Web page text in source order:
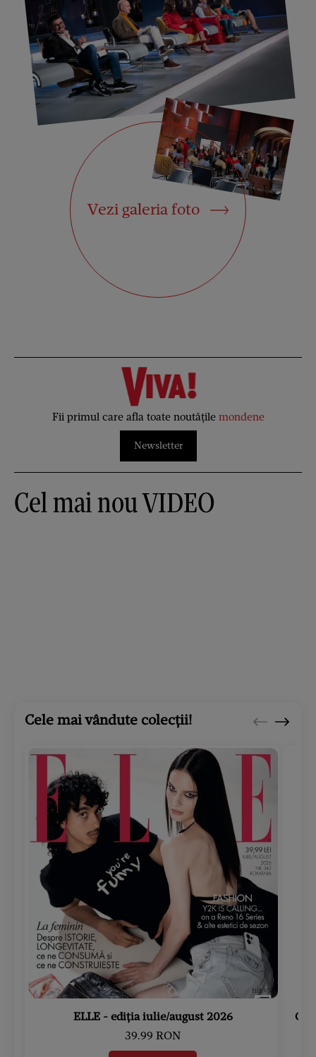
Vezi galeria foto
Fii primul care afla toate noutățile mondene
Newsletter
Cel mai nou VIDEO
Cele mai vândute colecții!
ELLE - ediția iulie/august 2026
39.99 RON